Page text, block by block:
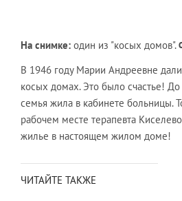
На снимке: один из "косых домов".
В 1946 году Марии Андреевне
косых домах. Это было счастье! До
семья жила в кабинете больницы.
рабочем месте терапевта
жилье в настоящем жилом доме!
ЧИТАЙТЕ ТАКЖЕ